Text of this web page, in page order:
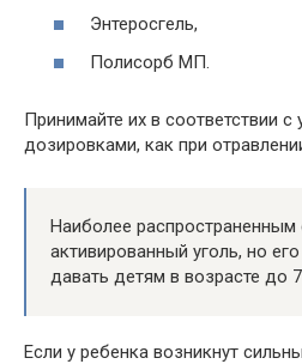
Энтеросгель,
Полисорб МП.
Принимайте их в соответствии
дозировками, как при
Наиболее распространенным
активированный уголь, но
давать детям в возрасте до 7
Если у ребенка возникнут